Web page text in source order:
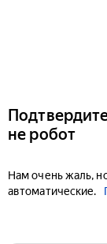
не робот
Нам очень жаль,
автоматические.